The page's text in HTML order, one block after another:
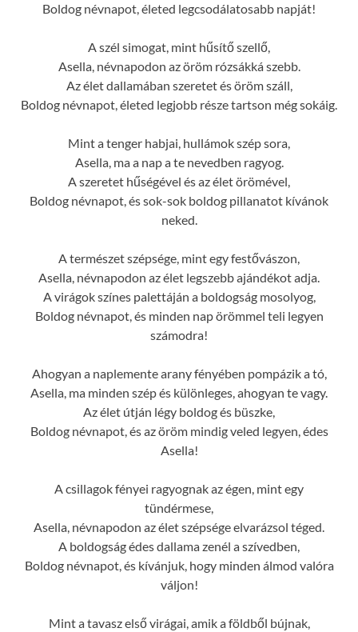
Boldog névnapot, életed legcsodálatosabb napját!
A szél simogat, mint hűsítő szellő,
Asella, névnapodon az öröm rózsákká szebb.
Az élet dallamában szeretet és öröm száll,
Boldog névnapot, életed legjobb része tartson még sokáig.
Mint a tenger habjai, hullámok szép sora,
Asella, ma a nap a te nevedben ragyog.
A szeretet hűségével és az élet örömével,
Boldog névnapot, és sok-sok boldog pillanatot kívánok
neked.
A természet szépsége, mint egy festővászon,
Asella, névnapodon az élet legszebb ajándékot adja.
A virágok színes palettáján a boldogság mosolyog,
Boldog névnapot, és minden nap örömmel teli legyen
számodra!
Ahogyan a naplemente arany fényében pompázik a tó,
Asella, ma minden szép és különleges, ahogyan te vagy.
Az élet útján légy boldog és büszke,
Boldog névnapot, és az öröm mindig veled legyen, édes
Asella!
A csillagok fényei ragyognak az égen, mint egy
tündérmese,
Asella, névnapodon az élet szépsége elvarázsol téged.
A boldogság édes dallama zenél a szívedben,
Boldog névnapot, és kívánjuk, hogy minden álmod valóra
váljon!
Mint a tavasz első virágai, amik a földből bújnak,